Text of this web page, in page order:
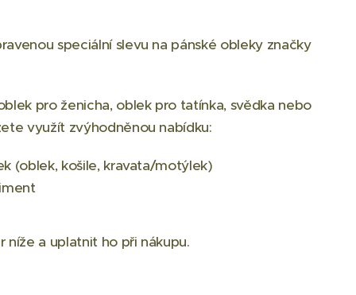
speciální slevu na pánské obleky značky
pro ženicha, oblek pro tatínka, svědka nebo
využít zvýhodněnou nabídku:
(oblek, košile, kravata/motýlek)
níže a uplatnit ho při nákupu.